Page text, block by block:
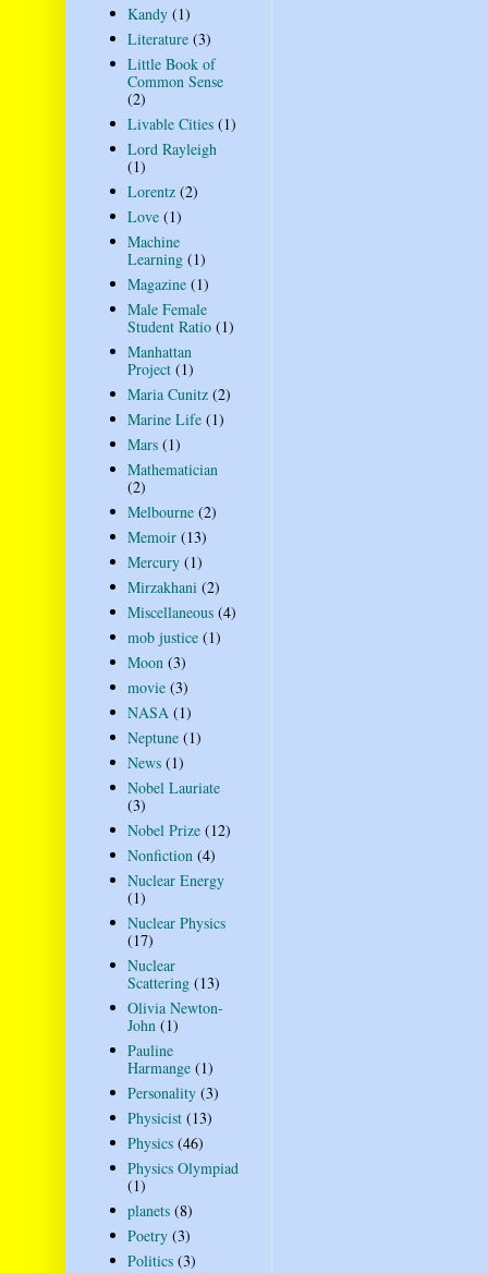
Kandy (1)
Literature (3)
Little Book of
Common Sense
(2)
Livable Cities (1)
Lord Rayleigh
(1)
Lorentz (2)
Love (1)
Machine
Learning (1)
Magazine (1)
Male Female
Student Ratio (1)
Manhattan
Project (1)
Maria Cunitz (2)
Marine Life (1)
Mars (1)
Mathematician
(2)
Melbourne (2)
Memoir (13)
Mercury (1)
Mirzakhani (2)
Miscellaneous (4)
mob justice (1)
Moon (3)
movie (3)
NASA (1)
Neptune (1)
News (1)
Nobel Lauriate
(3)
Nobel Prize (12)
Nonfiction (4)
Nuclear Energy
(1)
Nuclear Physics
(17)
Nuclear
Scattering (13)
Olivia Newton-
John (1)
Pauline
Harmange (1)
Personality (3)
Physicist (13)
Physics (46)
Physics Olympiad
(1)
planets (8)
Poetry (3)
Politics (3)